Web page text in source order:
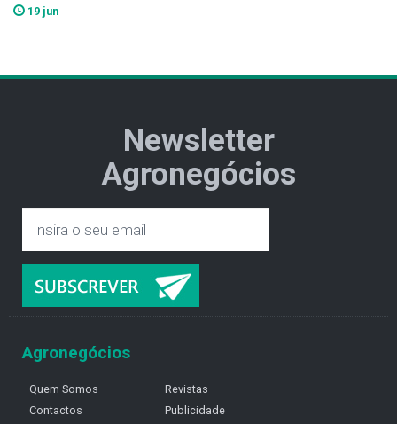
19 jun
Newsletter
Agronegócios
Agronegócios
Quem Somos
Contactos
Revistas
Publicidade